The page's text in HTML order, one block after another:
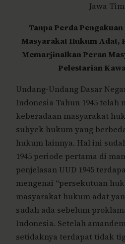
Jawa
Tanpa Perda
Masyarakat Hukum Adat,
Memarjinalkan Peran
Pelestarian
Undang-Undang Dasar
Indonesia Tahun 1945 telah
keberadaan masyarakat
subyek hukum yang
hukum lainnya. Hal ini
1945 periode pertama di
penjelasan UUD 1945
mengenai “persekutuan
masyarakat hukum adat
sudah ada sebelum
Indonesia. Setelah
setidaknya terdapat tidak